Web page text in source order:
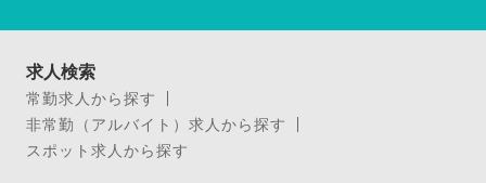
求人検索
常勤求人から探す
非常勤（アルバイト）求人から探す
スポット求人から探す